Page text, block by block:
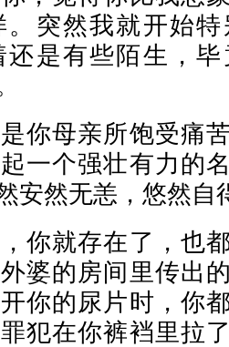
。突然我就开始
还是有些陌生，
母亲所饱受痛苦
一个强壮有力的
安然无恙，悠然自
就存在了，也都
婆的房间里传出
你的尿片时，你
犯在你裤裆里拉